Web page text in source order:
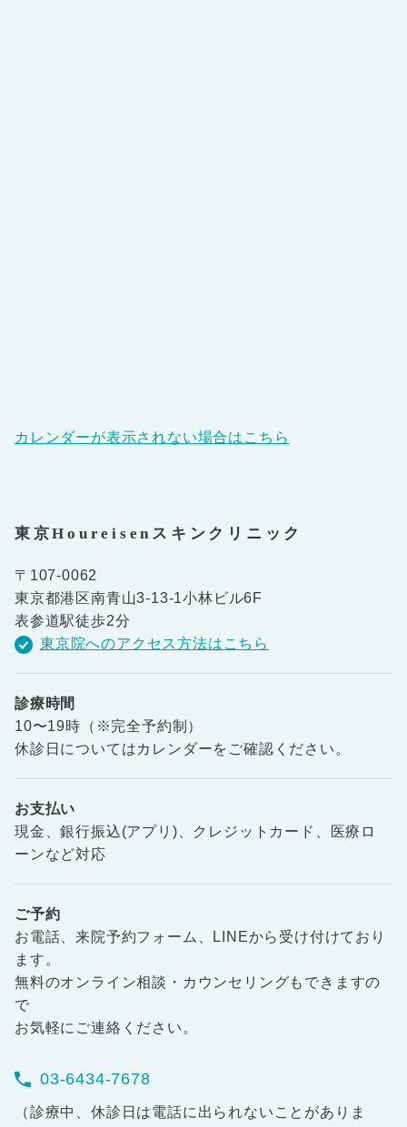
カレンダーが表示されない場合はこちら
東京Houreisenスキンクリニック
〒107-0062
東京都港区南青山3-13-1小林ビル6F
表参道駅徒歩2分
東京院へのアクセス方法はこちら
診療時間
10〜19時（※完全予約制）
休診日についてはカレンダーをご確認ください。
お支払い
現金、銀行振込(アプリ)、クレジットカード、医療ロ
ーンなど対応
ご予約
お電話、来院予約フォーム、LINEから受け付けており
ます。
無料のオンライン相談・カウンセリングもできますの
で
お気軽にご連絡ください。
03-6434-7678
（診療中、休診日は電話に出られないことがありま